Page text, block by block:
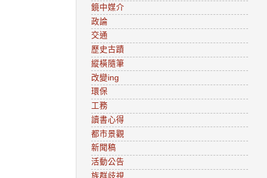
鏡中媒介
政論
交通
歷史古蹟
縱橫隨筆
改變ing
環保
工務
讀書心得
都市景觀
新聞稿
活動公告
族群歧視